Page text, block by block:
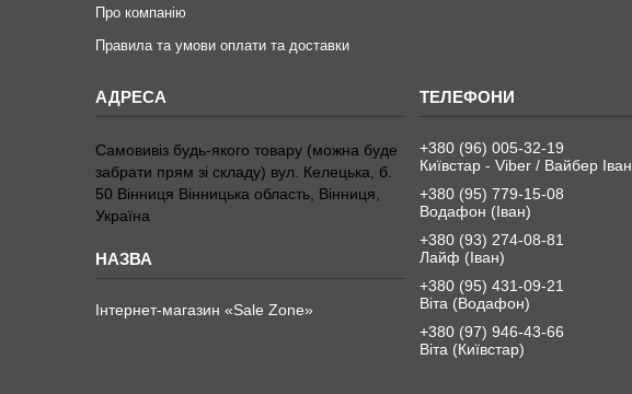
Про компанію
Правила та умови оплати та доставки
Самовивіз будь-якого товару (можна буде
забрати прям зі складу) вул. Келецька, б.
50 Вінниця Вінницька область, Вінниця,
Україна
Інтернет-магазин «Sale Zone»
+380 (96) 005-32-19
Київстар - Viber / Вайбер Іван
+380 (95) 779-15-08
Водафон (Іван)
+380 (93) 274-08-81
Лайф (Іван)
+380 (95) 431-09-21
Віта (Водафон)
+380 (97) 946-43-66
Віта (Київстар)